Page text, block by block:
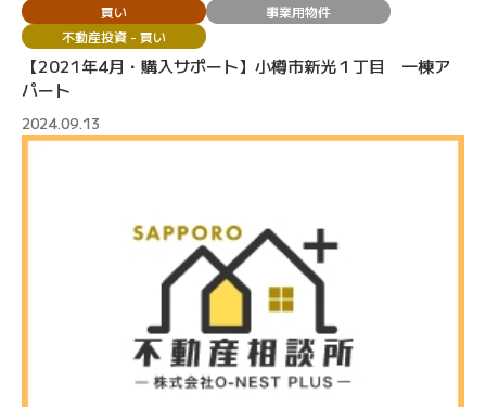
買い
事業用物件
不動産投資 - 買い
【2021年4月・購入サポート】小樽市新光１丁目 一棟ア
パート
2024.09.13